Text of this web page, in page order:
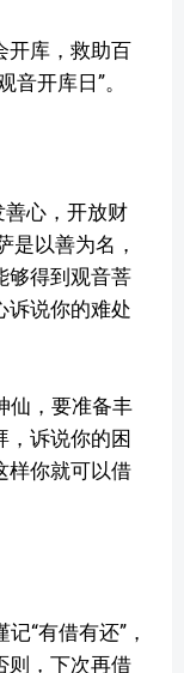
开库，救助百
开库日”。
心，开放财
是以善为名，
够得到观音菩
诉说你的难处
仙，要准备丰
，诉说你的困
样你就可以借
“有借有还”，
则，下次再借